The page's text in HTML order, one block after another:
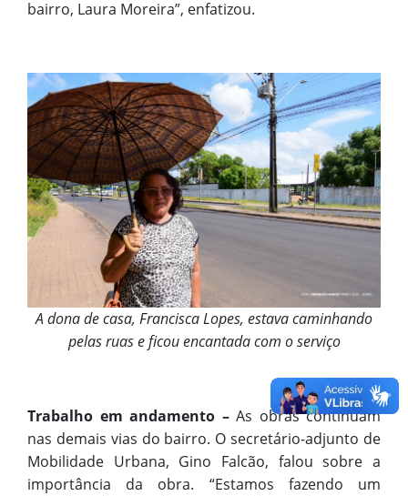
bairro, Laura Moreira”, enfatizou.
A dona de casa, Francisca Lopes, estava caminhando
pelas ruas e ficou encantada com o serviço
Trabalho em andamento –As obras continuam
nas demais vias do bairro. O secretário-adjunto de
Mobilidade Urbana, Gino Falcão, falou sobre a
importância da obra. “Estamos fazendo um